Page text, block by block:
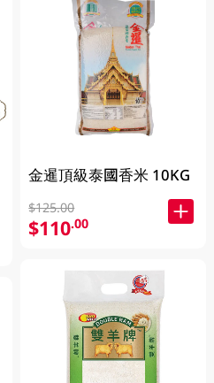
金暹頂級泰國香米 10KG
$125.00
$110.00